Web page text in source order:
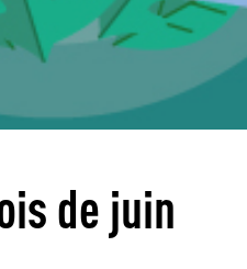
de juin